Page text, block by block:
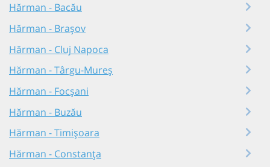
Hărman - Bacău
Hărman - Brașov
Hărman - Cluj Napoca
Hărman - Târgu-Mureș
Hărman - Focșani
Hărman - Buzău
Hărman - Timișoara
Hărman - Constanța